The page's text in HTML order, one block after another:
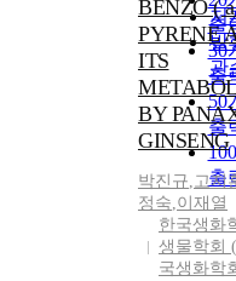
저
발
관
출
30
출
50
출
출
BENZO (
PYRENE
ITS
BY
GINSENG
박진규,고지
정숙,이재열
한국생화
생물학회
국생화학